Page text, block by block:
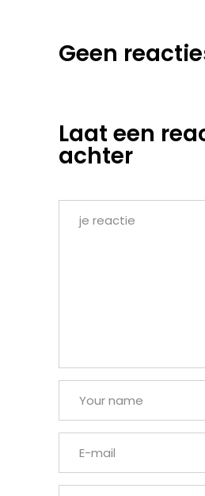
Geen
Laat een
achter